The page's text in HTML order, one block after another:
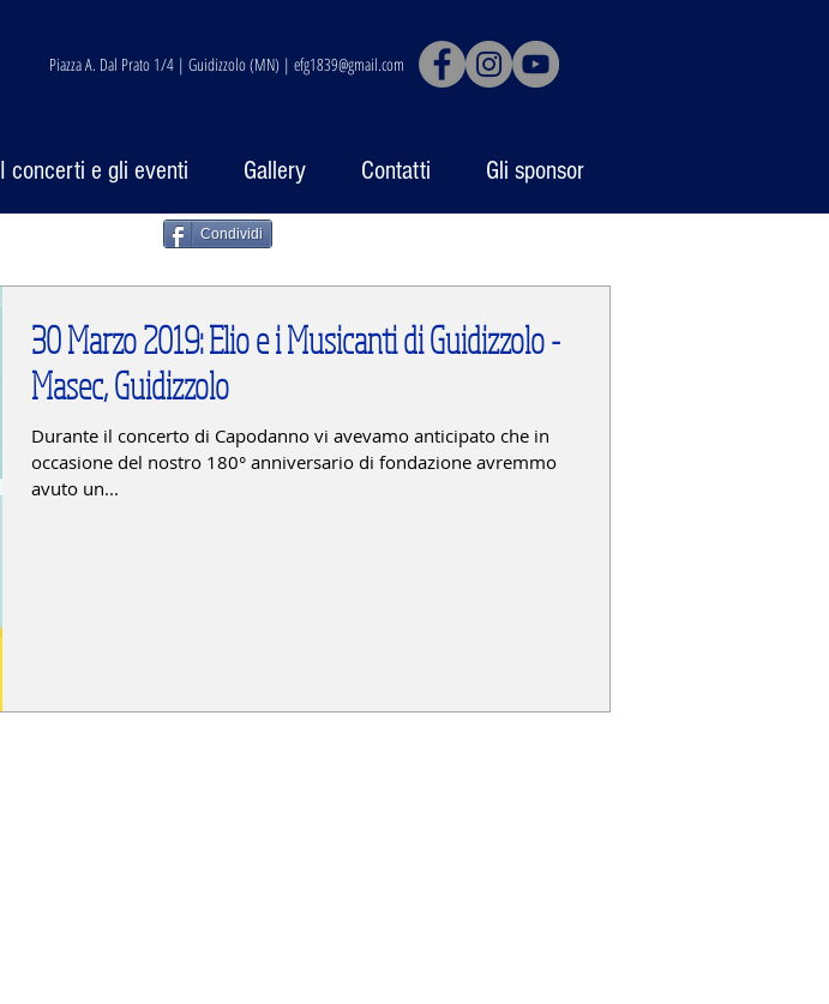
Piazza A. Dal Prato 1/4 | Guidizzolo (MN) | efg1839@gmail.com
I concerti e gli eventi Gallery Contatti Gli sponsor
Condividi
30 Marzo 2019: Elio e i Musicanti di Guidizzolo -
Masec, Guidizzolo
Durante il concerto di Capodanno vi avevamo anticipato che in
occasione del nostro 180° anniversario di fondazione avremmo
avuto un...